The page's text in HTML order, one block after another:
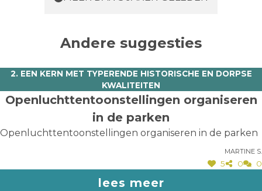
Andere suggesties
2. EEN KERN MET TYPERENDE HISTORISCHE EN DORPSE
KWALITEITEN
Openluchttentoonstellingen organiseren
in de parken
Openluchttentoonstellingen organiseren in de parken
Martine S.
5 0 0
lees meer